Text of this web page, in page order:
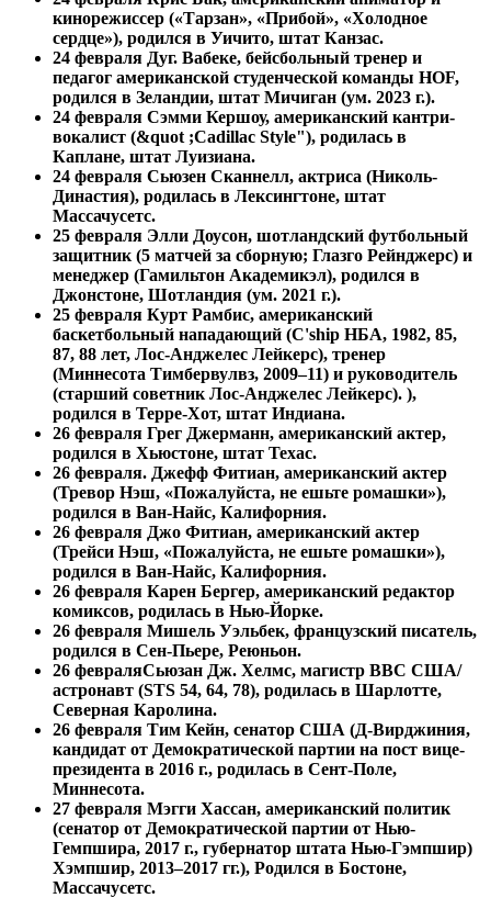
кинорежиссер («Тарзан», «Прибой», «Холодное
сердце»), родился в Уичито, штат Канзас.
24 февраля Дуг. Вабеке, бейсбольный тренер и
педагог американской студенческой команды HOF,
родился в Зеландии, штат Мичиган (ум. 2023 г.).
24 февраля Сэмми Кершоу, американский кантри-
вокалист (&quot ;Cadillac Style"), родилась в
Каплане, штат Луизиана.
24 февраля Сьюзен Сканнелл, актриса (Николь-
Династия), родилась в Лексингтоне, штат
Массачусетс.
25 февраля Элли Доусон, шотландский футбольный
защитник (5 матчей за сборную; Глазго Рейнджерс) и
менеджер (Гамильтон Академикэл), родился в
Джонстоне, Шотландия (ум. 2021 г.).
25 февраля Курт Рамбис, американский
баскетбольный нападающий (C'ship НБА, 1982, 85,
87, 88 лет, Лос-Анджелес Лейкерс), тренер
(Миннесота Тимбервулвз, 2009–11) и руководитель
(старший советник Лос-Анджелес Лейкерс). ),
родился в Терре-Хот, штат Индиана.
26 февраля Грег Джерманн, американский актер,
родился в Хьюстоне, штат Техас.
26 февраля. Джефф Фитиан, американский актер
(Тревор Нэш, «Пожалуйста, не ешьте ромашки»),
родился в Ван-Найс, Калифорния.
26 февраля Джо Фитиан, американский актер
(Трейси Нэш, «Пожалуйста, не ешьте ромашки»),
родился в Ван-Найс, Калифорния.
26 февраля Карен Бергер, американский редактор
комиксов, родилась в Нью-Йорке.
26 февраля Мишель Уэльбек, французский писатель,
родился в Сен-Пьере, Реюньон.
26 февраляСьюзан Дж. Хелмс, магистр ВВС США/
астронавт (STS 54, 64, 78), родилась в Шарлотте,
Северная Каролина.
26 февраля Тим Кейн, сенатор США (Д-Вирджиния,
кандидат от Демократической партии на пост вице-
президента в 2016 г., родилась в Сент-Поле,
Миннесота.
27 февраля Мэгги Хассан, американский политик
(сенатор от Демократической партии от Нью-
Гемпшира, 2017 г., губернатор штата Нью-Гэмпшир)
Хэмпшир, 2013–2017 гг.), Родился в Бостоне,
Массачусетс.